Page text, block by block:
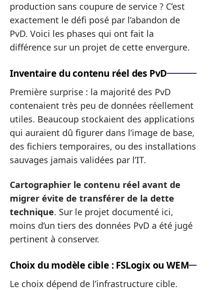
production sans coupure de service ? C’est
exactement le défi posé par l’abandon de
PvD. Voici les phases qui ont fait la
différence sur un projet de cette envergure.
Inventaire du contenu réel des PvD
Première surprise : la majorité des PvD
contenaient très peu de données réellement
utiles. Beaucoup stockaient des applications
qui auraient dû figurer dans l’image de base,
des fichiers temporaires, ou des installations
sauvages jamais validées par l’IT.
Cartographier le contenu réel avant de
migrer évite de transférer de la dette
technique. Sur le projet documenté ici,
moins d’un tiers des données PvD a été jugé
pertinent à conserver.
Choix du modèle cible : FSLogix ou WEM
Le choix dépend de l’infrastructure cible.